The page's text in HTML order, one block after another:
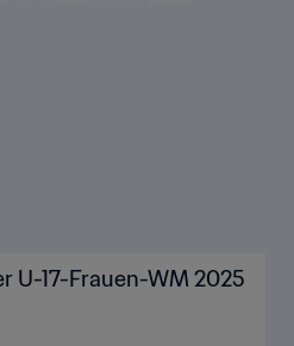
U-17-Frauen-WM 2025